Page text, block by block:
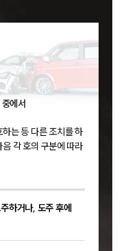
에서
는 등 다른 조치를 하
각 호의 구분에 따라
하거나, 도주 후에